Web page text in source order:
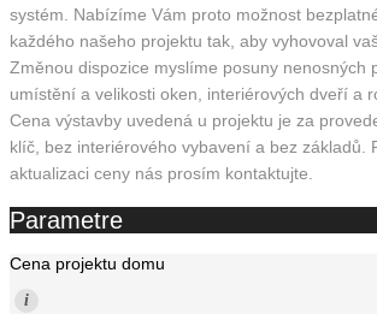
systém. Nabízíme Vám proto možnost
každého našeho projektu tak, aby vyhovoval
Změnou dispozice myslíme posuny nenosných
umístění a velikosti oken, interiérových dveří a
Cena výstavby uvedená u projektu je za
klíč, bez interiérového vybavení a bez základů.
aktualizaci ceny nás prosím kontaktujte.
Parametre
Cena projektu domu
i